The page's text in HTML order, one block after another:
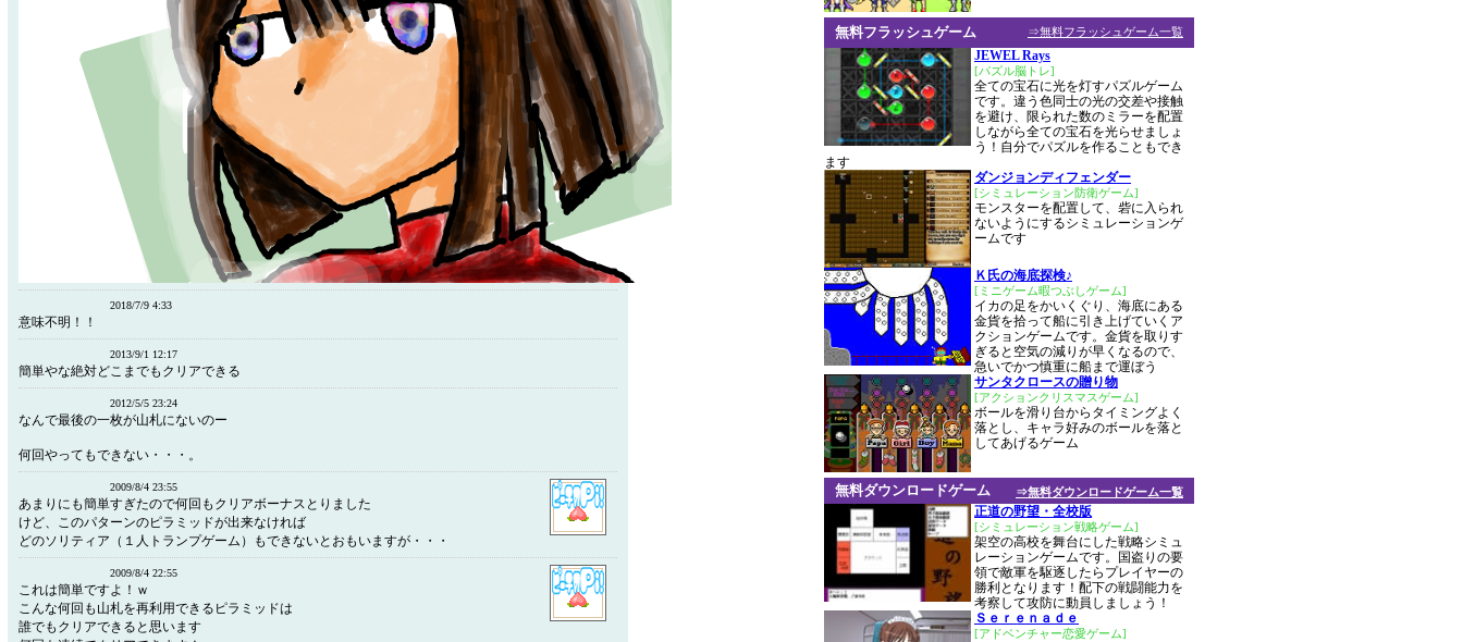
2018/7/9 4:33
意味不明！！
2013/9/1 12:17
簡単やな絶対どこまでもクリアできる
2012/5/5 23:24
なんで最後の一枚が山札にないのー
何回やってもできない・・・。
2009/8/4 23:55
あまりにも簡単すぎたので何回もクリアボーナスとりました
けど、このパターンのピラミッドが出来なければ
どのソリティア（１人トランプゲーム）もできないとおもいますが・・・
2009/8/4 22:55
これは簡単ですよ！ｗ
こんな何回も山札を再利用できるピラミッドは
誰でもクリアできると思います
⇒無料フラッシュゲーム一覧
無料フラッシュゲーム
JEWEL Rays
[パズル脳トレ]
全ての宝石に光を灯すパズルゲーム
です。違う色同士の光の交差や接触
を避け、限られた数のミラーを配置
しながら全ての宝石を光らせましょ
う！自分でパズルを作ることもでき
ます
ダンジョンディフェンダー
[シミュレーション防衛ゲーム]
モンスターを配置して、砦に入られ
ないようにするシミュレーションゲ
ームです
Ｋ氏の海底探検♪
[ミニゲーム暇つぶしゲーム]
イカの足をかいくぐり、海底にある
金貨を拾って船に引き上げていくア
クションゲームです。金貨を取りす
ぎると空気の減りが早くなるので、
急いでかつ慎重に船まで運ぼう
サンタクロースの贈り物
[アクションクリスマスゲーム]
ボールを滑り台からタイミングよく
落とし、キャラ好みのボールを落と
してあげるゲーム
⇒無料ダウンロードゲーム一覧
無料ダウンロードゲーム
正道の野望・全校版
[シミュレーション戦略ゲーム]
架空の高校を舞台にした戦略シミュ
レーションゲームです。国盗りの要
領で敵軍を駆逐したらプレイヤーの
勝利となります！配下の戦闘能力を
考察して攻防に動員しましょう！
Ｓｅｒｅｎａｄｅ
[アドベンチャー恋愛ゲーム]